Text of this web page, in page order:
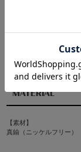
MATERIAL
【素材】
真鍮（ニッケルフリー）